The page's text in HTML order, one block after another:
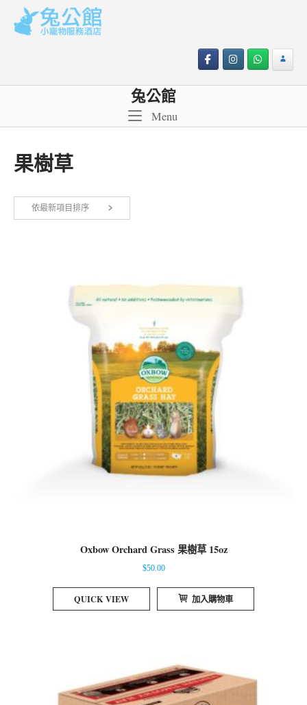
content
兔公館
MenuMenu
果樹草
依最新項目排序
序
Oxbow Orchard Grass 果樹草 15oz
$50.00
QUICK VIEW 加入購物車